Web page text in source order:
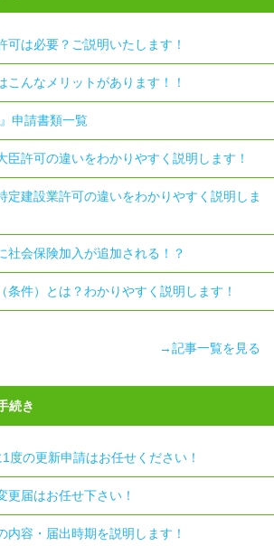
可は必要？ご説明いたします！
こんなメリットがあります！！
申請書類一覧
臣許可の違いをわかりやすく説明します！
定建設業許可の違いをわかりやすく説明しま
社会保険加入が追加される！？
条件）とは？わかりやすく説明します！
→記事一覧を見る
続き
度の更新申請はお任せください！
更届はお任せ下さい！
内容・届出時期を説明します！